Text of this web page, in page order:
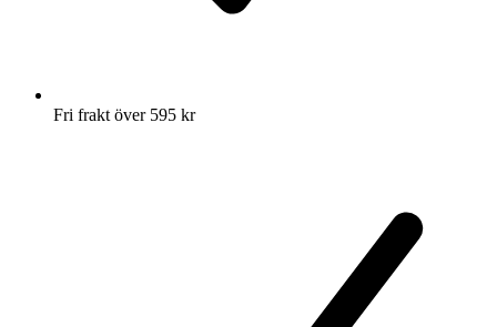
Fri frakt över 595 kr